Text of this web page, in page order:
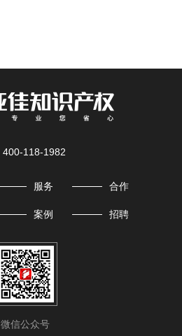
400-118-1982
服务 合作
案例 招聘
微信公众号